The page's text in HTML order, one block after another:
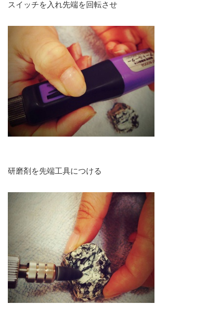
スイッチを入れ先端を回転させ
研磨剤を先端工具につける